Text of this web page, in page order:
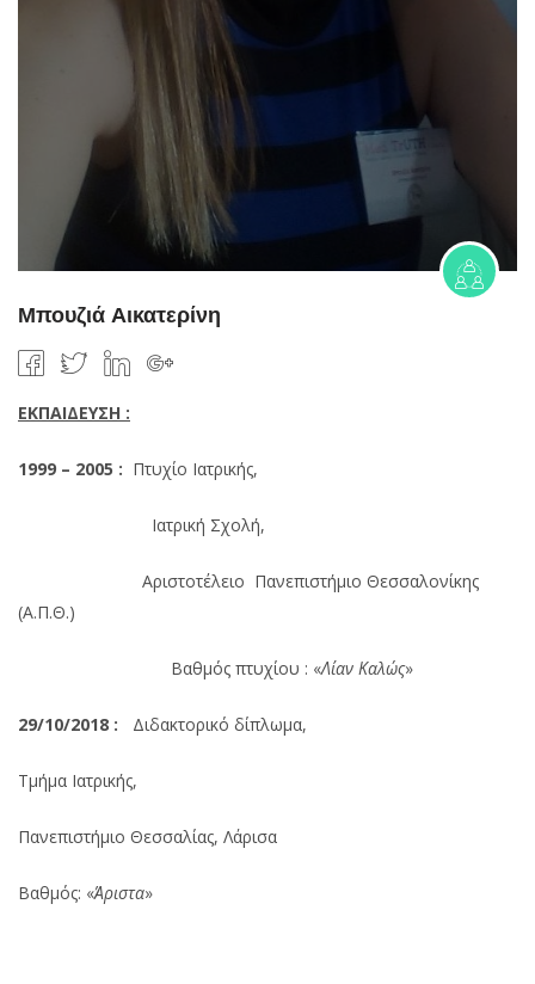
Μπουζιά Αικατερίνη
ΕΚΠΑΙΔΕΥΣΗ :
1999 – 2005 : Πτυχίο Ιατρικής,
Ιατρική Σχολή,
Αριστοτέλειο Πανεπιστήμιο Θεσσαλονίκης
(Α.Π.Θ.)
Βαθμός πτυχίου : «Λίαν Καλώς»
29/10/2018 : Διδακτορικό δίπλωμα,
Τμήμα Ιατρικής,
Πανεπιστήμιο Θεσσαλίας, Λάρισα
Βαθμός: «Άριστα»